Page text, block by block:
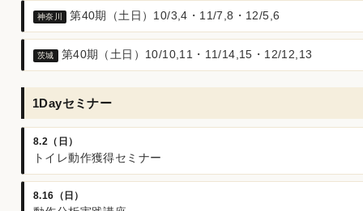
神奈川 第40期（土日）10/3,4・11/7,8・12/5,6
茨城 第40期（土日）10/10,11・11/14,15・12/12,13
1Dayセミナー
8.2（日）
トイレ動作獲得セミナー
8.16（日）